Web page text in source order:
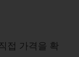
접 가격을 확